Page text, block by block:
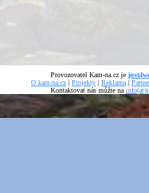
Provozovatel Kam-na.cz je
O kam-na.cz | Projekty | Reklama |
Kontaktovat nás můžte na